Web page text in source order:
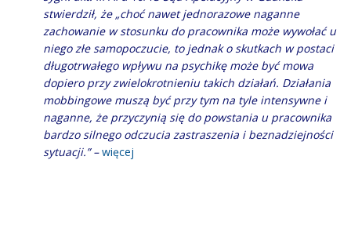
stwierdził, że „choć nawet jednorazowe naganne
zachowanie w stosunku do pracownika może wywołać u
niego złe samopoczucie, to jednak o skutkach w postaci
długotrwałego wpływu na psychikę może być mowa
dopiero przy zwielokrotnieniu takich działań. Działania
mobbingowe muszą być przy tym na tyle intensywne i
naganne, że przyczynią się do powstania u pracownika
bardzo silnego odczucia zastraszenia i beznadziejności
sytuacji.” –więcej